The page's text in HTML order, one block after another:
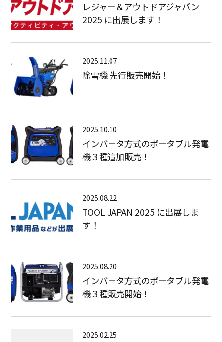
レジャー＆アウトドアジャパン
2025 に出展します！
2025.11.07
除雪機 先行販売開始！
2025.10.10
インバータ方式のポータブル発電
機３種追加販売！
2025.08.22
TOOL JAPAN 2025 に出展しま
す！
2025.08.20
インバータ方式のポータブル発電
機３種販売開始！
2025.02.25